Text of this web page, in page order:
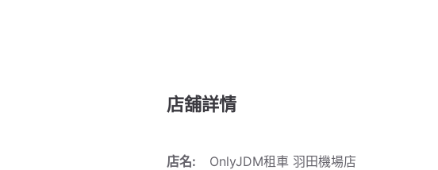
店舖詳情
店名:
OnlyJDM租車 羽田機場店